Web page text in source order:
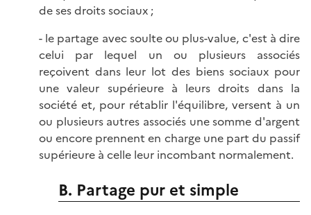
de ses droits sociaux ;
- le partage avec soulte ou plus-value, c'est à dire
celui par lequel un ou plusieurs associés
reçoivent dans leur lot des biens sociaux pour
une valeur supérieure à leurs droits dans la
société et, pour rétablir l'équilibre, versent à un
ou plusieurs autres associés une somme d'argent
ou encore prennent en charge une part du passif
supérieure à celle leur incombant normalement.
B. Partage pur et simple